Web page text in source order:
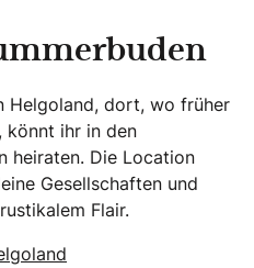
Helgoland, dort, wo früher
könnt ihr in den
heiraten. Die Location
Gesellschaften und
Flair.